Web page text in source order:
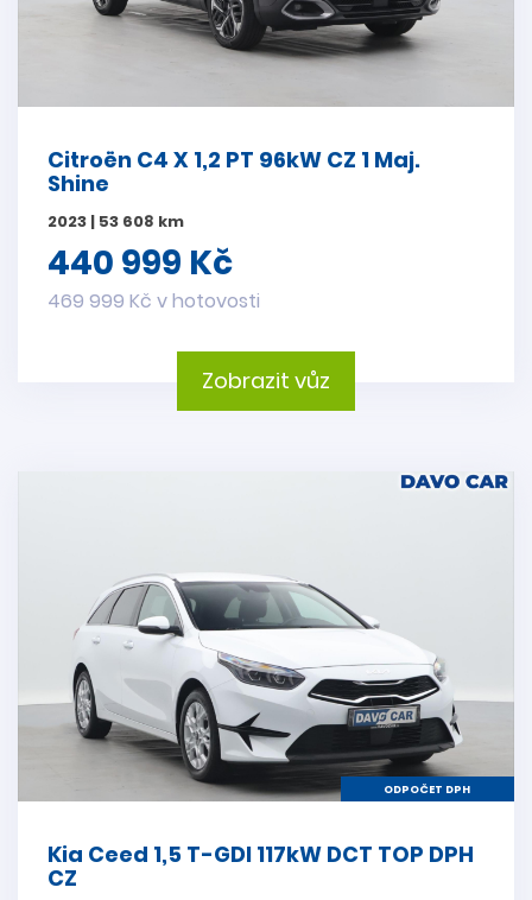
Citroën C4 X 1,2 PT 96kW CZ 1 Maj.
Shine
2023 | 53 608 km
440 999 Kč
469 999 Kč v hotovosti
Zobrazit vůz
ODPOČET DPH
Kia Ceed 1,5 T-GDI 117kW DCT TOP DPH
CZ